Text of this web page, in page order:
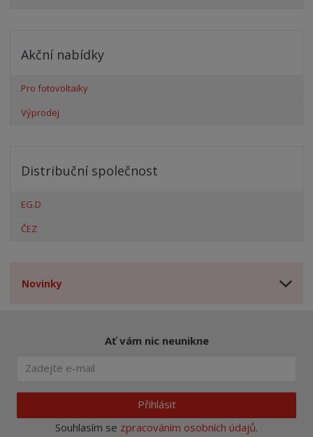
Akční nabídky
Pro fotovoltaiky
Výprodej
Distribuční společnost
EG.D
ČEZ
Novinky
Ať vám nic neunikne
Přihlásit
Souhlasím se zpracováním osobních údajů.